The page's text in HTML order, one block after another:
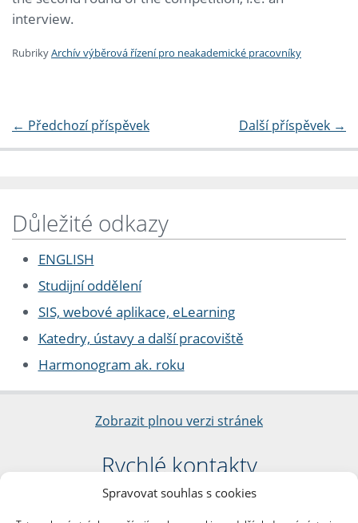
Spravovat souhlas s cookies
interview.
RubrikyArchív výběrová řízení pro neakademické pracovníky
← Předchozí příspěvek Další příspěvek →
Důležité odkazy
ENGLISH
Studijní oddělení
SIS, webové aplikace, eLearning
Katedry, ústavy a další pracoviště
Harmonogram ak. roku
Zobrazit plnou verzi stránek
Rychlé kontakty
Filozofická fakulta